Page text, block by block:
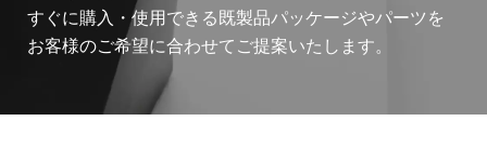
すぐに購入・使用できる既製品パッケージやパーツを
お客様のご希望に合わせてご提案いたします。